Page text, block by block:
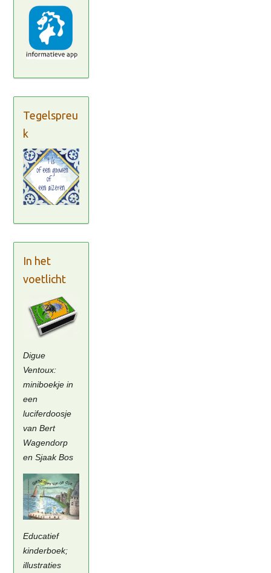
Tegelspreu
k
In het
voetlicht
Digue
Ventoux:
miniboekje in
een
luciferdoosje
van Bert
Wagendorp
en Sjaak Bos
Educatief
kinderboek;
illustraties